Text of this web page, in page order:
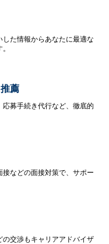
した情報からあなたに最適な
薦
応募手続き代行など、徹底的
などの面接対策で、サポー
交渉もキャリアアドバイザ